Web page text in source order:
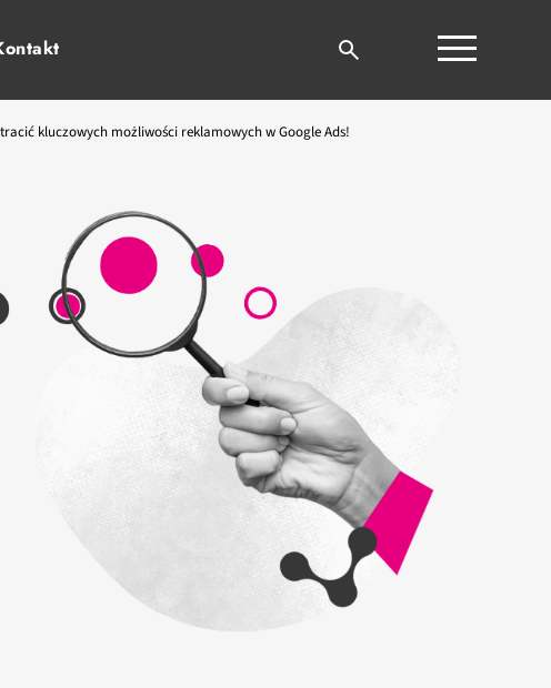
kluczowych możliwości reklamowych w Google Ads!